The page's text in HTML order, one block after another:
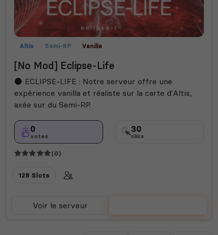
Altis Semi-RP Vanilla
[No Mod] Eclipse-Life
🌑 ECLIPSE-LIFE : Notre serveur offre une
expérience vanilla et réaliste sur la carte d'Altis,
axée sur du Semi-RP.
0
votes
30
clics
(0)
128 Slots
Voir le serveur